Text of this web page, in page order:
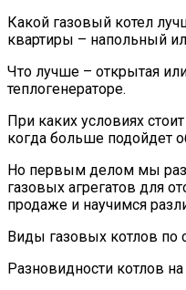
Какой газовый котел
квартиры – напольный
Что лучше – открытая
теплогенераторе.
При каких условиях
когда больше подойдет
Но первым делом мы
газовых агрегатов для
продаже и научимся
Виды газовых котлов по
Разновидности котлов